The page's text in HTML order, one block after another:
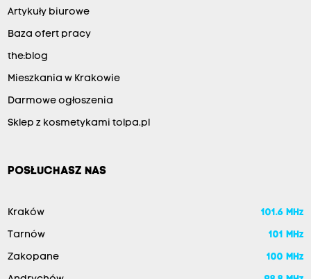
Artykuły biurowe
Baza ofert pracy
the:blog
Mieszkania w Krakowie
Darmowe ogłoszenia
Sklep z kosmetykami tolpa.pl
POSŁUCHASZ NAS
Kraków 101.6 MHz
Tarnów 101 MHz
Zakopane 100 MHz